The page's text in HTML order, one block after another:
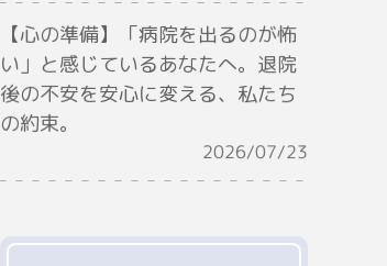
【心の準備】「病院を出るのが怖
い」と感じているあなたへ。退院
後の不安を安心に変える、私たち
の約束。
2026/07/23